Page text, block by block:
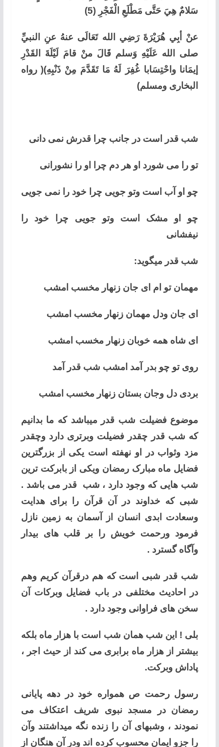
سَلامٌ هِيَ حَتَّى مَطْلَعِ الْفَجْرِ (5)
عنْ أبِي هُرَيْرَةَ رَضِي الله تَعَالَى عنهُ عنِ النبيِّ
صلى الله عَلَيْهِ وَسلم قَالَ منْ قامَ لَيْلَةَ القَدْرِ
إيمَانا واحْتِسَابا غُفِرَ لَهُ مَا تَقَدَّمَ مِنْ ذَنْبِهِ)( رواه
البخاری ومسلم)
شب قدر است در جانب چرا قدرش نمی دانی
تو را می شورد او هر دم چرا او را نشورانی
چو او آب است وتو جویی چرا خود را نمی جویی
چو او مشک است وتو جویی چرا خود را
نیفشانی
شب قدر میگوید:
مهمان تو ام ای جان زنهار مخسب امشب
ای جان ودل مهمان زنهار مخسب امشب
ای شاه همه خوبان زنهار مخسب امشب
روی تو چو بدر آمد امشب شب قدر آمد
بردی دل وجان بستان زنهار مخسب امشب
موضوع فضیلت شب قدر میباشد که ما بدانیم
که شب قدر چقدر فضیلت وبرتری دارد وچقدر
مزد وثواب در او نهفته است یکی از بزرگترین
فضایل ماه مبارک رمضان ویکی از بابرکت ترین
شب هایی که وجود دارد ، شب قدر می باشد .
شبی که خداوند در آن قرآن را برای هدایت
وسعادت ابدی انسان از آسمان به زمین نازل
فرمود ورحمت خویش را بر قلب های بیدار
وآگاه گسترد .
شب قدر شبی است که هم درقرآن کریم وهم
در احادیث مختلفی در باب فضایل وبرکات آن
سخن های فراوانی وجود دارد .
بلی ! این شب همان شب است با هزار ماه بلکه
بیشتر از هزار ماه برابری می کند از حیث اجر ،
پاداش وبرکت.
رسول رحمت ص همواره خود در دهه پایانی
رمضان در مسجد نبوی شریف اعتکاف می
نمودند ، وشبهای آن را زنده نگه میداشتند وآن
را جزو ایمان محسوب کرده اند ودر آن هنگان از